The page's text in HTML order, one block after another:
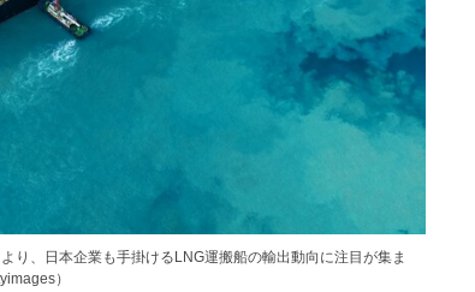
り、日本企業も手掛けるLNG運搬船の輸出動向に注目が集ま
）